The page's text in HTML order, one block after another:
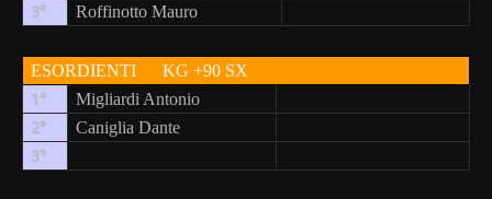
3° Roffinotto Mauro
ESORDIENTI KG +90 SX
1° Migliardi Antonio
2° Caniglia Dante
3°